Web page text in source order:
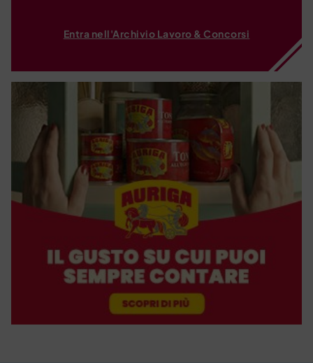
Entra nell'Archivio Lavoro & Concorsi